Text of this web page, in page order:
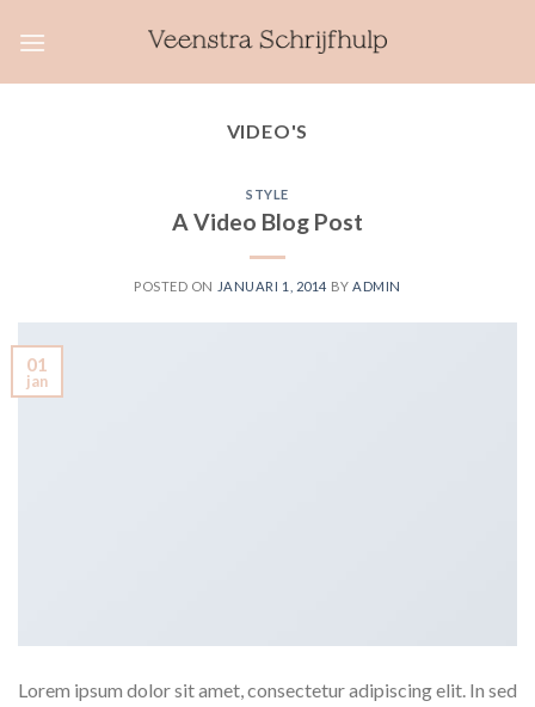
VIDEO'S
STYLE
A Video Blog Post
POSTED ON JANUARI 1, 2014 BY ADMIN
01
jan
Lorem ipsum dolor sit amet, consectetur adipiscing elit. In sed